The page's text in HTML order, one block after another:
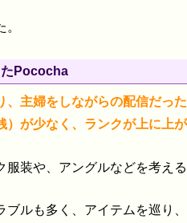
たPococha
、主婦をしながらの配信だっ
が少なく、ランクが上に上
装や、アングルなどを考える
ブルも多く、アイテムを巡り